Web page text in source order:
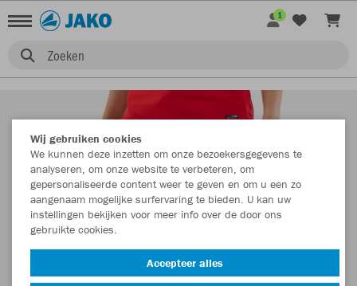
Zoeken
1
Wij gebruiken cookies
We kunnen deze inzetten om onze bezoekersgegevens te
analyseren, om onze website te verbeteren, om
gepersonaliseerde content weer te geven en om u een zo
aangenaam mogelijke surfervaring te bieden. U kan uw
instellingen bekijken voor meer info over de door ons
gebruikte cookies.
Accepteer alles